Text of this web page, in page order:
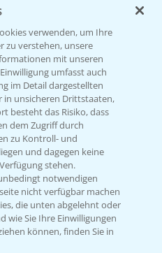
564 1
uns
verwenden, um Ihre
zu verstehen, unsere
mit unseren
umfasst auch
im Detail dargestellten
in unsicheren Drittstaaten,
besteht das Risiko, dass
dem Zugriff durch
zu Kontroll- und
und dagegen keine
stehen.
notwendigen
nicht verfügbar machen
die unten abgelehnt oder
wie Sie Ihre Einwilligungen
können, finden Sie in